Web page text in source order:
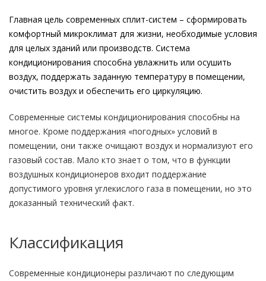
Главная цель современных сплит-систем – сформировать
комфортный микроклимат для жизни, необходимые условия
для целых зданий или производств. Система
кондиционирования способна увлажнить или осушить
воздух, поддержать заданную температуру в помещении,
очистить воздух и обеспечить его циркуляцию.
Cовременные системы кондиционирования способны на
многое. Кроме поддержания «погодных» условий в
помещении, они также очищают воздух и нормализуют его
газовый состав. Мало кто знает о том, что в функции
воздушных кондиционеров входит поддержание
допустимого уровня углекислого газа в помещении, но это
доказанный технический факт.
Классификация
Современные кондиционеры различают по следующим